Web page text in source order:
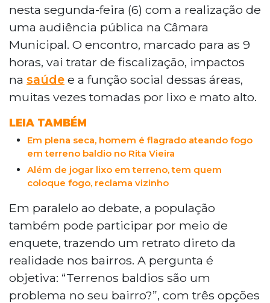
Beto Avelar (PP), autor da proposta, afirma
que o problema é de saúde pública, com
acúmulo de lixo e animais peçonhentos. O
evento reúne secretarias municipais e
moradores, e será transmitido pela TV Câmara e
YouTube.
nesta segunda-feira (6) com a realização de
uma audiência pública na Câmara
Municipal. O encontro, marcado para as 9
horas, vai tratar de fiscalização, impactos
na saúde e a função social dessas áreas,
muitas vezes tomadas por lixo e mato alto.
LEIA TAMBÉM
Em plena seca, homem é flagrado ateando fogo
em terreno baldio no Rita Vieira
Além de jogar lixo em terreno, tem quem
coloque fogo, reclama vizinho
Em paralelo ao debate, a população
também pode participar por meio de
enquete, trazendo um retrato direto da
realidade nos bairros. A pergunta é
objetiva: “Terrenos baldios são um
problema no seu bairro?”, com três opções